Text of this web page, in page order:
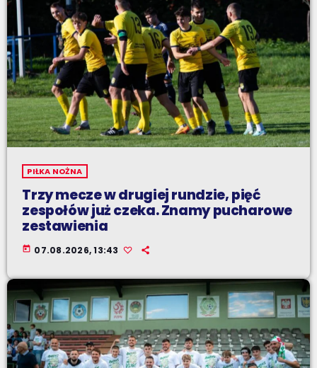
PIŁKA NOŻNA
Trzy mecze w drugiej rundzie, pięć
zespołów już czeka. Znamy pucharowe
zestawienia
today 07.08.2026, 13:43